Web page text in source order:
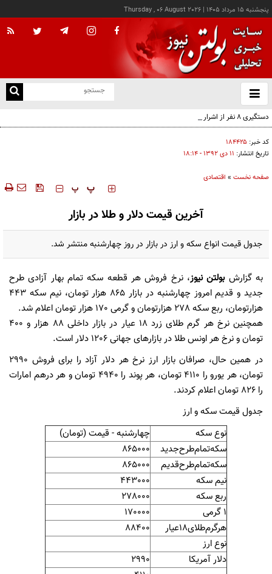
پنجشنبه ۱۵ مرداد ۱۴۰۵ |
Thursday , 06 August 2026
باز
و
دستگیری ۸ نفر از اشرار مسلح شاخص و مرتبطین گروهک‌های تروریستی
کد خبر: ۱۸۴۴۲۵
تاریخ انتشار: ۱۱ دی ۱۳۹۲ - ۱۸:۱۴
صفحه نخست » اقتصادی
‍‍‍ پ پ
آخرین قیمت دلار و طلا در بازار
جدول قیمت انواع سکه و ارز در بازار در روز چهارشنبه منتشر شد.
به گزارشبولتن نیوز، نرخ فروش هر قطعه سکه تمام بهار آزادی طرح
جدید و قدیم امروز چهارشنبه در بازار 865 هزار تومان، نیم سکه 443
هزارتومان، ربع سکه 278 هزارتومان و گرمی 170 هزار تومان اعلام شد.
همچنین نرخ هر گرم طلای زرد 18 عیار در بازار داخلی 88 هزار و 400
تومان و نرخ هر اونس طلا در بازارهای جهانی 1206 دلار است.
در همین حال، صرافان بازار ارز نرخ هر دلار آزاد را برای فروش 2990
تومان، هر یورو را 4110 تومان، هر پوند را 4940 تومان و هر درهم امارات
را 826 تومان اعلام کردند.
جدول قیمت سکه و ارز
نوع سکه
چهارشنبه - قیمت (تومان)
سکه‌تمام‌طرح‌جدید
865000
سکه‌تمام‌طرح‌قدیم
865000
نیم سکه
443000
ربع سکه
278000
1 گرمی
170000
هرگرم‌طلای18عیار
88400
نوع ارز
دلار آمریکا
2990